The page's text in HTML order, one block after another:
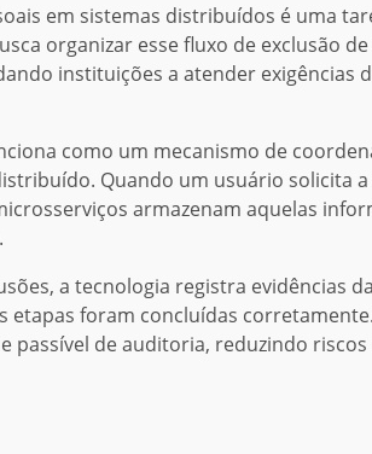
em sistemas distribuídos é uma
organizar esse fluxo de exclusão
instituições a atender exigências
como um mecanismo de
Quando um usuário solicita a
armazenam aquelas
a tecnologia registra evidências
foram concluídas
passível de auditoria, reduzindo